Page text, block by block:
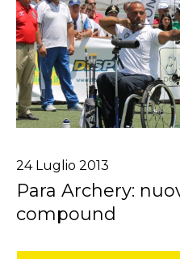
24 Luglio 2013
Para Archery:
compound